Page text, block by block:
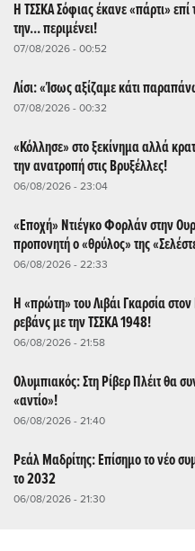
Η ΤΣΣΚΑ Σόφιας έκανε «πάρτι»
την... περιμένει!
07/08/2026 - 00:52
Λίσι: «Ίσως αξίζαμε κάτι
07/08/2026 - 00:32
«Κόλλησε» στο ξεκίνημα αλλά
την ανατροπή στις Βρυξέλλες!
06/08/2026 - 23:04
«Εποχή» Ντιέγκο Φορλάν στην
προπονητή ο «θρύλος» της
06/08/2026 - 22:33
Η «πρώτη» του Λιβάι Γκαρσία
ρεβάνς με την ΤΣΣΚΑ 1948!
06/08/2026 - 21:58
Ολυμπιακός: Στη Ρίβερ Πλέιτ θα
«αντίο»!
06/08/2026 - 21:40
Ρεάλ Μαδρίτης: Επίσημο το νέο
το 2032
06/08/2026 - 21:30